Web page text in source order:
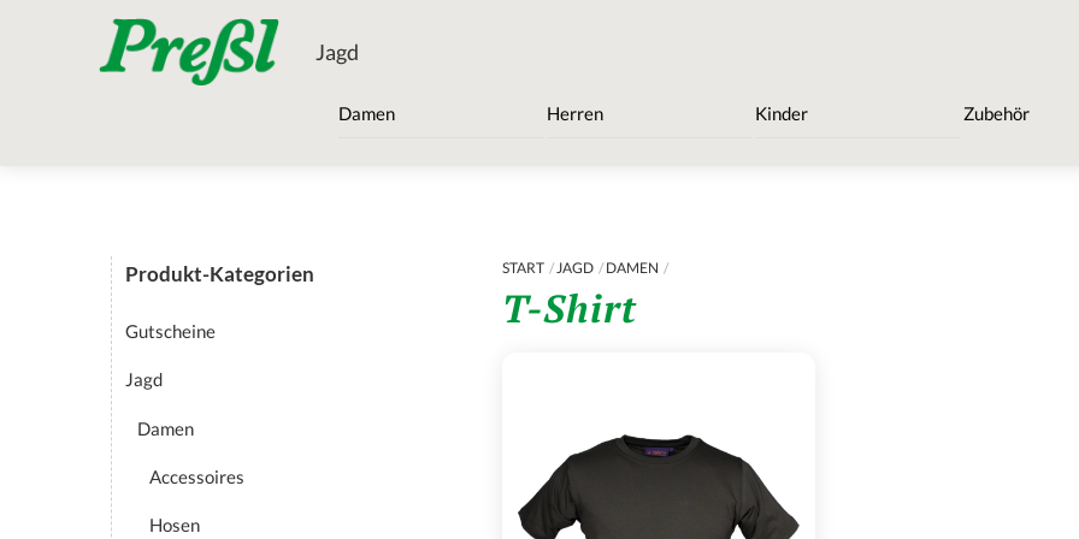
Jagd
Damen Herren Kinder Zubehör
START JAGD DAMEN
T-Shirt
Produkt-Kategorien
Gutscheine
Jagd
Damen
Accessoires
Hosen